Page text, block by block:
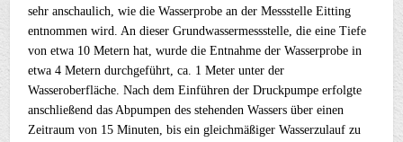
sehr anschaulich, wie die Wasserprobe an der Messstelle Eitting
entnommen wird. An dieser Grundwassermessstelle, die eine Tiefe
von etwa 10 Metern hat, wurde die Entnahme der Wasserprobe in
etwa 4 Metern durchgeführt, ca. 1 Meter unter der
Wasseroberfläche. Nach dem Einführen der Druckpumpe erfolgte
anschließend das Abpumpen des stehenden Wassers über einen
Zeitraum von 15 Minuten, bis ein gleichmäßiger Wasserzulauf zu